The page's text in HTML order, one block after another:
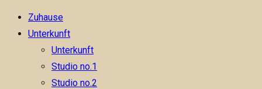
Skip
Zuhause
Unterkunft
Unterkunft
Studio no.1
Studio no.2